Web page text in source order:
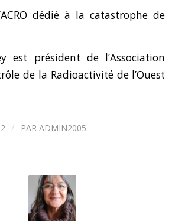
dédié à la catastrophe de
est président de l’Association
de la Radioactivité de l’Ouest
/ PAR ADMIN2005